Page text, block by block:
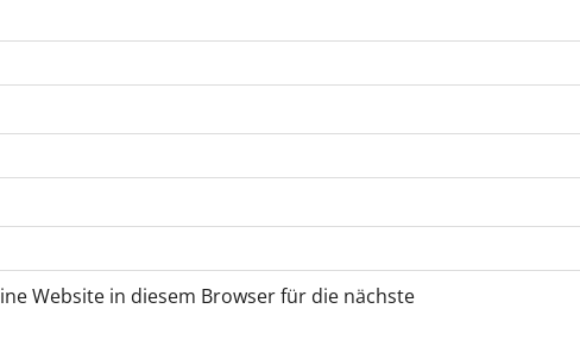
Website in diesem Browser für die nächste